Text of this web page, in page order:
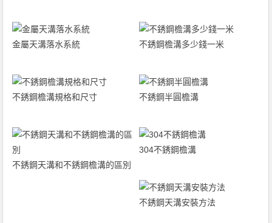
金屬天溝落水系統 不銹鋼檐溝多少錢一米
不銹鋼檐溝規格和尺寸 不銹鋼半圓檐溝
不銹鋼天溝和不銹鋼檐溝的區別
304不銹鋼檐溝
不銹鋼天溝安裝方法